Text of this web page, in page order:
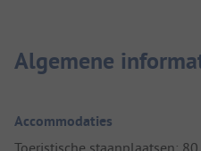
Algemene
Accommodaties